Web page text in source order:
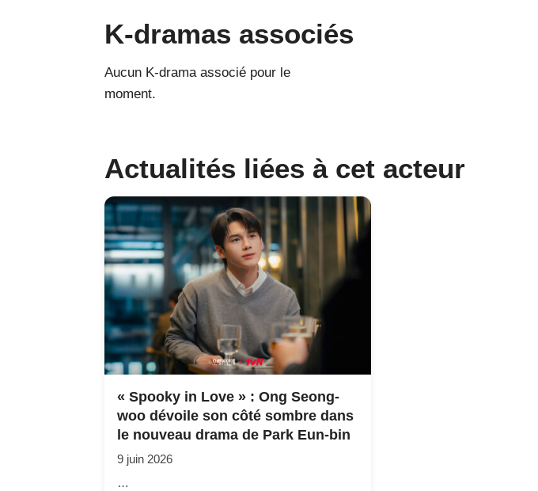
K-dramas associés
Aucun K-drama associé pour le
moment.
Actualités liées à cet acteur
« Spooky in Love » : Ong Seong-
woo dévoile son côté sombre dans
le nouveau drama de Park Eun-bin
9 juin 2026
…